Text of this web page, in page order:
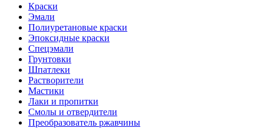
Краски
Эмали
Полиуретановые краски
Эпоксидные краски
Спецэмали
Грунтовки
Шпатлеки
Растворители
Мастики
Лаки и пропитки
Смолы и отвердители
Преобразователь ржавчины